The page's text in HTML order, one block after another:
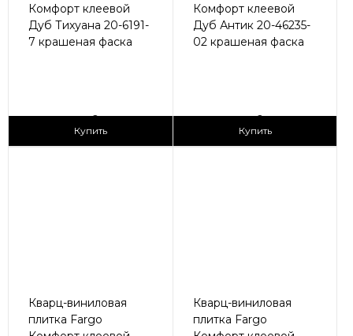
Комфорт клеевой
Дуб Тихуана 20-6191-
7 крашеная фаска
2
Купить
Комфорт клеевой
Дуб Антик 20-46235-
02 крашеная фаска
2
Купить
Кварц-виниловая
плитка Fargo
Кварц-виниловая
плитка Fargo